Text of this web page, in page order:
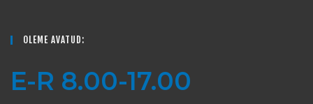
OLEME AVATUD:
E-R 8.00-17.00